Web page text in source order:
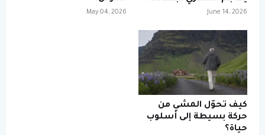
June 14, 2026
May 04, 2026
كيف تحوّل المشي من
حركة بسيطة إلى أسلوب
حياة؟